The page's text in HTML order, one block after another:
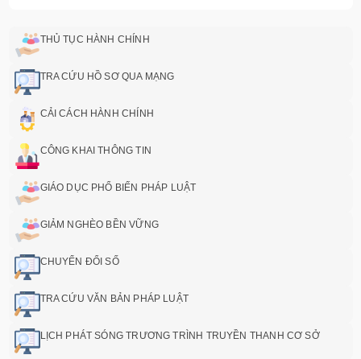
THỦ TỤC HÀNH CHÍNH
TRA CỨU HỒ SƠ QUA MẠNG
CẢI CÁCH HÀNH CHÍNH
CÔNG KHAI THÔNG TIN
GIÁO DỤC PHỔ BIẾN PHÁP LUẬT
GIẢM NGHÈO BỀN VỮNG
CHUYỂN ĐỔI SỐ
TRA CỨU VĂN BẢN PHÁP LUẬT
LỊCH PHÁT SÓNG TRƯƠNG TRÌNH TRUYỀN THANH CƠ SỞ